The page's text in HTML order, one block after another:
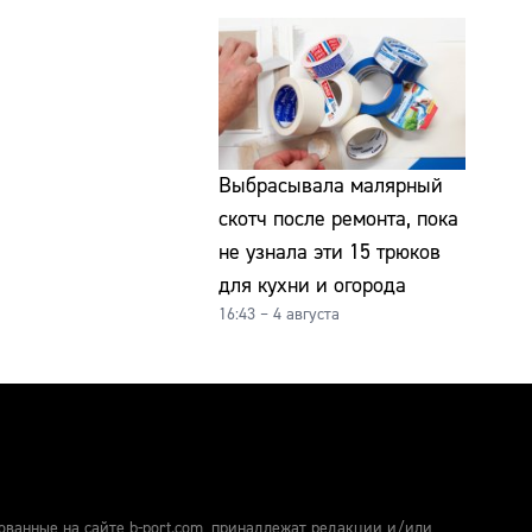
Выбрасывала малярный
скотч после ремонта, пока
не узнала эти 15 трюков
для кухни и огорода
16:43 – 4 августа